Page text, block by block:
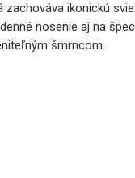
ikonickú
nosenie aj na
šmrncom.